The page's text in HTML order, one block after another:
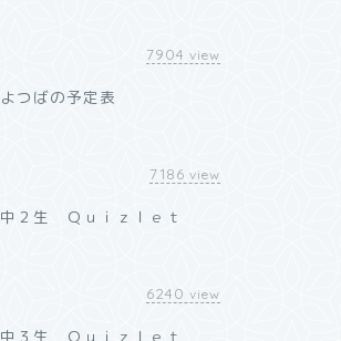
7904 view
よつばの予定表
7186 view
中２生 Ｑｕｉｚｌｅｔ
6240 view
中３生 Ｑｕｉｚｌｅｔ